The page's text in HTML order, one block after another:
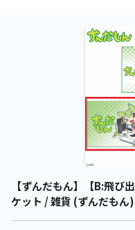
【ずんだもん】【B:飛び
ケット / 雑貨 (ずんだもん